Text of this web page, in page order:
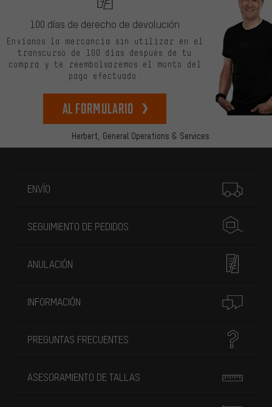
Herbert, General Operations & Services
100 días de derecho de devolución
Envíanos la mercancía sin utilizar en el
transcurso de 100 días después de tu
compra y te reembolsaremos el monto del
pago efectuado.
Al formulario
ENVÍO
SEGUIMIENTO DE PEDIDOS
ANULACIÓN
INFORMACIÓN
PREGUNTAS FRECUENTES
ASESORAMIENTO DE TALLAS